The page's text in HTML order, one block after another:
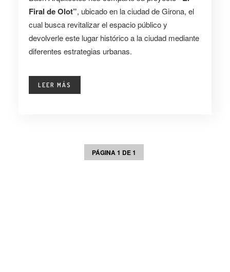
Firal de Olot”, ubicado en la ciudad de Girona, el
cual busca revitalizar el espacio público y
devolverle este lugar histórico a la ciudad mediante
diferentes estrategias urbanas.
LEER MÁS
PÁGINA 1 DE 1